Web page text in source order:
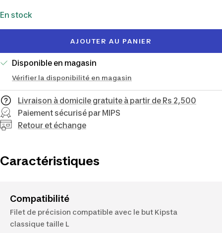
vente
En stock
AJOUTER AU PANIER
Disponible en magasin
Vérifier la disponibilité en magasin
Livraison à domicile gratuite à partir de Rs 2,500
Paiement sécurisé par MIPS
Retour et échange
Caractéristiques
Compatibilité
Filet de précision compatible avec le but Kipsta
classique taille L